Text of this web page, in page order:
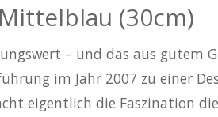
(30cm)
– und das aus gutem
im Jahr 2007 zu einer
eigentlich die Faszination